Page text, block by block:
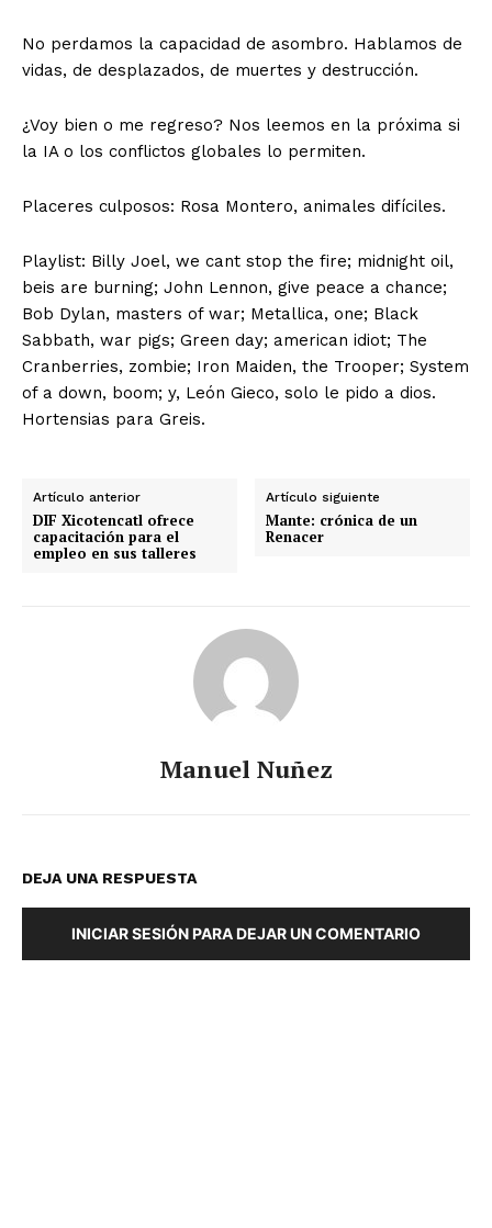
No perdamos la capacidad de asombro. Hablamos de
vidas, de desplazados, de muertes y destrucción.
¿Voy bien o me regreso? Nos leemos en la próxima si
la IA o los conflictos globales lo permiten.
Placeres culposos: Rosa Montero, animales difíciles.
Playlist: Billy Joel, we cant stop the fire; midnight oil,
beis are burning; John Lennon, give peace a chance;
Bob Dylan, masters of war; Metallica, one; Black
Sabbath, war pigs; Green day; american idiot; The
Cranberries, zombie; Iron Maiden, the Trooper; System
of a down, boom; y, León Gieco, solo le pido a dios.
Hortensias para Greis.
Artículo anterior
DIF Xicotencatl ofrece
capacitación para el
empleo en sus talleres
Artículo siguiente
Mante: crónica de un
Renacer
Manuel Nuñez
DEJA UNA RESPUESTA
INICIAR SESIÓN PARA DEJAR UN COMENTARIO